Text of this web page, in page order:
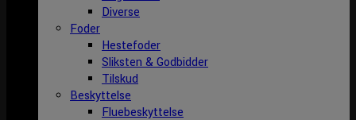
Diverse
Foder
Hestefoder
Sliksten & Godbidder
Tilskud
Beskyttelse
Fluebeskyttelse